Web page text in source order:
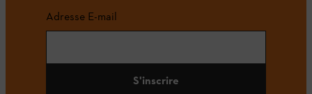
Adresse E-mail
S'inscrire